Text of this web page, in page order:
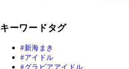
キーワードタグ
新海まき
アイドル
グラビアアイドル